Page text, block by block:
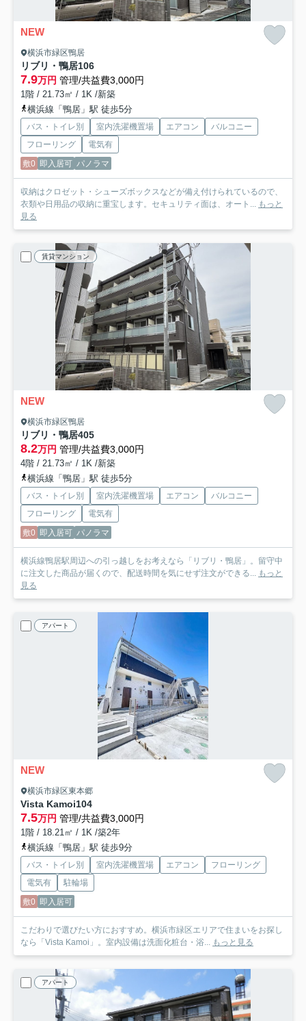
NEW
横浜市緑区鴨居
リブリ・鴨居106
7.9万円 管理/共益費3,000円
1階 / 21.73㎡ / 1K /新築
横浜線「鴨居」駅 徒歩5分
バス・トイレ別 室内洗濯機置場 エアコン
バルコニー
フローリング
電気有
敷0 即入居可 パノラマ
収納はクロゼット・シューズボックスなどが備え付けられているので、
衣類や日用品の収納に重宝します。セキュリティ面は、オート...
もっと
見る
賃貸マンション
NEW
横浜市緑区鴨居
リブリ・鴨居405
8.2万円 管理/共益費3,000円
4階 / 21.73㎡ / 1K /新築
横浜線「鴨居」駅 徒歩5分
バス・トイレ別 室内洗濯機置場 エアコン
バルコニー
フローリング
電気有
敷0 即入居可 パノラマ
横浜線鴨居駅周辺への引っ越しをお考えなら「リブリ・鴨居」。留守中
に注文した商品が届くので、配送時間を気にせず注文ができる...
もっと
見る
アパート
NEW
横浜市緑区東本郷
Vista Kamoi104
7.5万円 管理/共益費3,000円
1階 / 18.21㎡ / 1K /築2年
横浜線「鴨居」駅 徒歩9分
バス・トイレ別 室内洗濯機置場 エアコン
フローリング
電気有
駐輪場
敷0 即入居可
こだわりで選びたい方におすすめ。横浜市緑区エリアで住まいをお探し
なら「Vista Kamoi」。室内設備は洗面化粧台・浴...
もっと見る
アパート